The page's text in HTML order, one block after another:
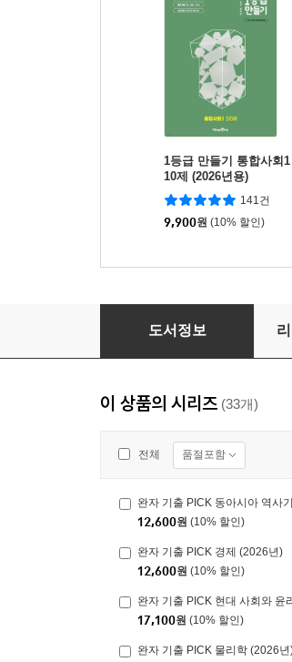
1등급 만들기 통합사회
10제 (2026년용)
141건
9,900원 (10% 할인)
완자 기출 PICK 통합사회1
도서정보
이 상품의 시리즈 (33개)
전체 품절포함
완자 기출 PICK 동아시아 역사
12,600원 (10% 할인)
완자 기출 PICK 경제 (2026년)
12,600원 (10% 할인)
완자 기출 PICK 현대 사회와 윤
17,100원 (10% 할인)
완자 기출 PICK 물리학 (2026년